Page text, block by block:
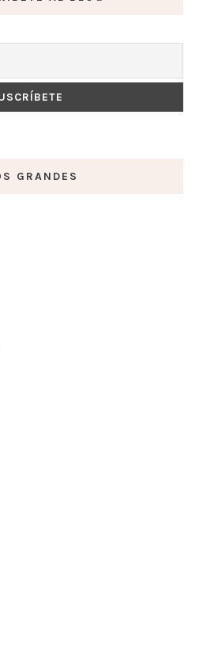
GRANDES